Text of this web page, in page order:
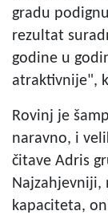
gradu
rezultat
godine u
atraktivnije",
Rovinj je
naravno, i
čitave Adris
kapaciteta,